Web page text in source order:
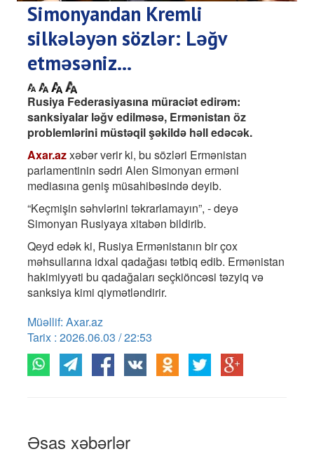
Simonyandan Kremli
silkələyən sözlər: Ləğv
etməsəniz...
Rusiya Federasiyasına müraciət edirəm:
sanksiyalar ləğv edilməsə, Ermənistan öz
problemlərini müstəqil şəkildə həll edəcək.
Axar.azxəbər verir ki, bu sözləri Ermənistan
parlamentinin sədri Alen Simonyan erməni
mediasına geniş müsahibəsində deyib.
“Keçmişin səhvlərini təkrarlamayın”, - deyə
Simonyan Rusiyaya xitabən bildirib.
Qeyd edək ki, Rusiya Ermənistanın bir çox
məhsullarına idxal qadağası tətbiq edib. Ermənistan
hakimiyyəti bu qadağaları seçkiöncəsi təzyiq və
sanksiya kimi qiymətləndirir.
Müəllif: Axar.az
Tarix : 2026.06.03 / 22:53
Əsas xəbərlər